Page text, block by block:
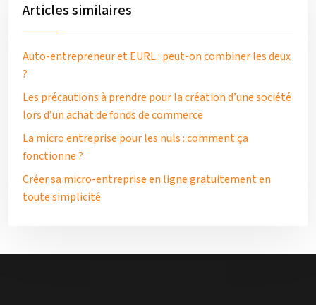
Articles similaires
Auto-entrepreneur et EURL : peut-on combiner les deux
?
Les précautions à prendre pour la création d’une société
lors d’un achat de fonds de commerce
La micro entreprise pour les nuls : comment ça
fonctionne ?
Créer sa micro-entreprise en ligne gratuitement en
toute simplicité